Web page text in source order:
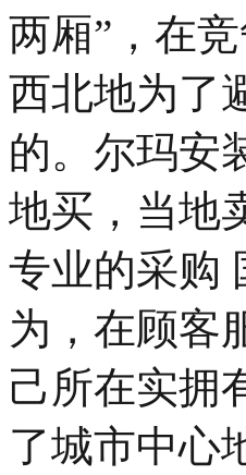
两厢”，在
西北地为了
的。尔玛安
地买，当地
专业的采购
为，在顾客
己所在实拥
了城市中心